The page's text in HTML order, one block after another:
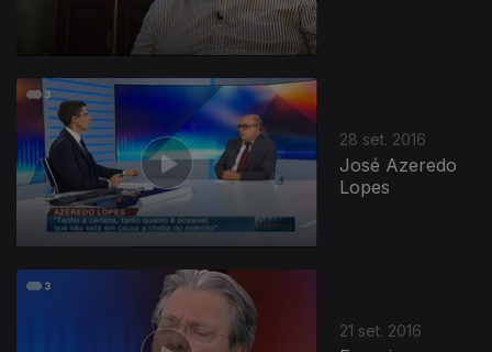
28 set. 2016
José Azeredo
Lopes
21 set. 2016